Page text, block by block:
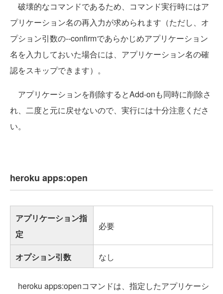
破壊的なコマンドであるため、コマンド実行時にはア
プリケーション名の再入力が求められます（ただし、オ
プション引数の--confirmであらかじめアプリケーション
名を入力しておいた場合には、アプリケーション名の確
認をスキップできます）。
アプリケーションを削除するとAdd-onも同時に削除さ
れ、二度と元に戻せないので、実行には十分注意くださ
い。
heroku apps:open
アプリケーション指
定
必要
オプション引数 なし
heroku apps:openコマンドは、指定したアプリケーシ